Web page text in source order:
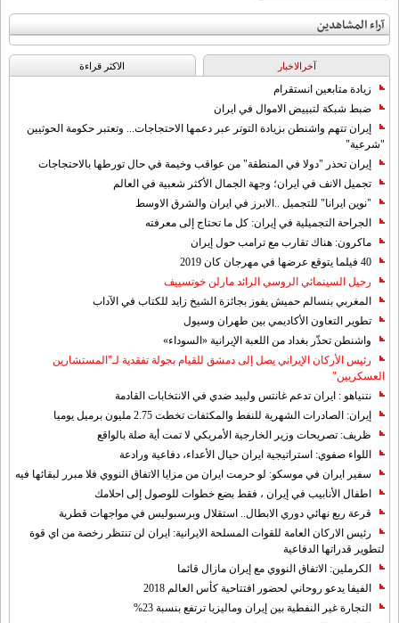
آراء المشاهدين
آخرالاخبار الاکثر قراءة
زيادة متابعين انستقرام
ضبط شبكة لتبييض الاموال في ايران
إيران تتهم واشنطن بزيادة التوتر عبر دعمها الاحتجاجات... وتعتبر حكومة الحوثيين
"شرعية"
إيران تحذر "دولا في المنطقة" من عواقب وخيمة في حال تورطها بالاحتجاجات
تجميل الانف في ايران؛ وجهة الجمال الأكثر شعبية في العالم
"نوين ايرانا" للتجميل ..الابرز في ايران والشرق الاوسط
الجراحة التجميلية في إيران: كل ما تحتاج إلى معرفته
ماكرون: هناك تقارب مع ترامب حول إيران
40 فيلما يتوقع عرضها في مهرجان كان 2019
رحيل السينمائي الروسي الرائد مارلن خوتسييف
المغربي بنسالم حميش يفوز بجائزة الشيخ زايد للكتاب في الآداب
تطوير التعاون الأكاديمي بين طهران وسيول
واشنطن تحذّر بغداد من اللعبة الإيرانية «السوداء»
رئيس الأركان الإيراني يصل إلى دمشق للقيام بجولة تفقدية لـ"المستشارين
العسكريين"
نتنياهو : ايران تدعم غانتس ولبيد ضدي في الانتخابات القادمة
إيران: الصادرات الشهریة للنفط والمكثفات تخطت 2.75 مليون برميل يوميا
ظريف: تصريحات وزير الخارجية الأمريكي لا تمت أية صلة بالواقع
اللواء صفوي: استراتيجية ايران حيال الأعداء، دفاعية ورادعة
سفير ايران في موسكو: لو حرمت ايران من مزايا الاتفاق النووي فلا مبرر لبقائها فيه
اطفال الأنابيب في إيران ، فقط بضع خطوات للوصول إلى احلامك
قرعة ربع نهائي دوري الابطال.. استقلال وبرسبوليس في مواجهات قطرية
رئيس الاركان العامة للقوات المسلحة الايرانية: ايران لن تنتظر رخصة من اي قوة
لتطوير قدراتها الدفاعية
الكرملين: الاتفاق النووي مع إيران مازال قائما
الفيفا يدعو روحاني لحضور افتتاحية كأس العالم 2018
التجارة غیر النفطیة بین إیران ومالیزیا ترتفع بنسبة 23%